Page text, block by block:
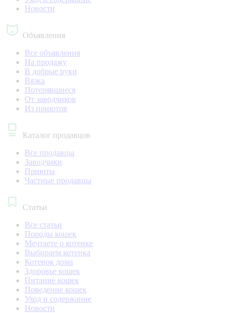
Новости
Объявления
Все объявления
На продажу
В добрые руки
Вязка
Потерявшиеся
От заводчиков
Из приютов
Каталог продавцов
Все продавцы
Заводчики
Приюты
Частные продавцы
Статьи
Все статьи
Породы кошек
Мечтаете о котенке
Выбираем котенка
Котенок дома
Здоровье кошек
Питание кошек
Поведение кошек
Уход и содержание
Новости